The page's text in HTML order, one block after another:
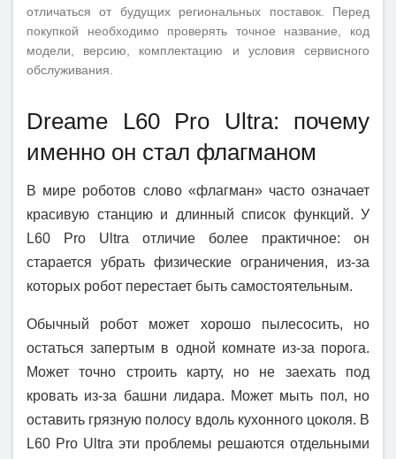
отличаться от будущих региональных поставок. Перед
покупкой необходимо проверять точное название, код
модели, версию, комплектацию и условия сервисного
обслуживания.
Dreame L60 Pro Ultra: почему
именно он стал флагманом
В мире роботов слово «флагман» часто означает
красивую станцию и длинный список функций. У
L60 Pro Ultra отличие более практичное: он
старается убрать физические ограничения, из-за
которых робот перестает быть самостоятельным.
Обычный робот может хорошо пылесосить, но
остаться запертым в одной комнате из-за порога.
Может точно строить карту, но не заехать под
кровать из-за башни лидара. Может мыть пол, но
оставить грязную полосу вдоль кухонного цоколя. В
L60 Pro Ultra эти проблемы решаются отдельными